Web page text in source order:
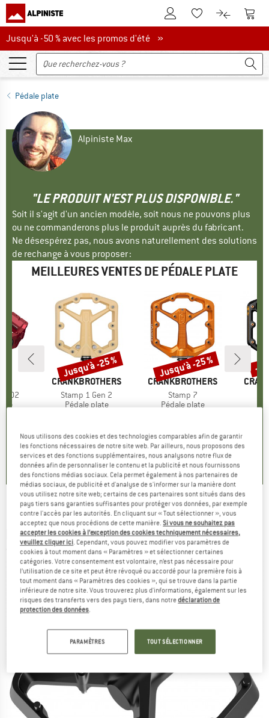
Vers le compte client
Vers la liste
Vers le
Jusqu'à -50 % avec les promos d'été
Jusqu'à -50 % avec les promos d'été »
Pédale plate
Alpiniste Max
"LE PRODUIT N'EST PLUS DISPONIBLE."
Soit il s'agit d'un ancien modèle, soit nous ne pouvons plus
ou ne commanderons plus le produit auprès du fabricant.
Ne désespérez pas, nous avons naturellement des solutions
de rechange à vous proposer :
MEILLEURES VENTES DE PÉDALE PLATE
MARQUE
CRANKBROTHERS
Article
Stamp 1 Gen 2
Product group
Pédale plate
+1
5,0(2)
Remise
Jusqu'à -25 %
MARQUE
CRANKBROTHERS
Article
Stamp 7
Product group
Pédale plate
4,5(2)
Remise
Jusqu'à -25 % -
Syncros - Flat Pedals Squamish II - Pédale
plate
(0)
Nous utilisons des cookies et des technologies comparables afin de garantir
les fonctions nécessaires de notre site web. Par ailleurs, nous proposons des
services et des fonctions supplémentaires, nous analysons notre flux de
données afin de personnaliser le contenu et la publicité et nous fournissons
des fonctions médias sociaux. Cela permet également à nos partenaires de
médias sociaux, de publicité et d'analyse de s'informer sur la manière dont
vous utilisez notre site web; certains de ces partenaires sont situés dans des
pays tiers sans garanties suffisantes pour protéger vos données, par exemple
contre l'accès par les autorités. En cliquant sur « Tout sélectionner », vous
acceptez que nous procédions de cette manière.Si vous ne souhaitez pas
accepter les cookies à l’exception des cookies techniquement nécessaires,
veuillez cliquer ici. Cependant, vous pouvez modifier vos paramètres de
cookies à tout moment dans « Paramètres » et sélectionner certaines
catégories. Votre consentement est volontaire, n’est pas nécessaire pour
l’utilisation de ce site et peut être révoqué ou accordé pour la première fois à
tout moment dans « Paramètres des cookies », qui se trouve dans la partie
inférieure de notre site. Vous trouverez plus d'informations, également sur les
risques des transferts vers des pays tiers, dans notredéclaration de
protection des données.
PARAMÈTRES TOUT SÉLECTIONNER